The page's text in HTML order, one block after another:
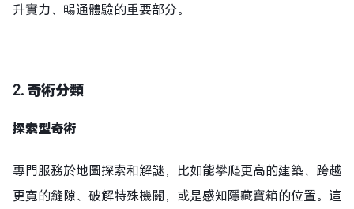
升實力、暢通體驗的重要部分。
2. 奇術分類
探索型奇術
專門服務於地圖探索和解謎，比如能攀爬更高的建築、跨越
更寬的縫隙、破解特殊機關，或是感知隱藏寶箱的位置。這